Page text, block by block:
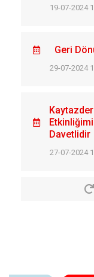
19-07-2024
Geri
29-07-2024
Davetlidir
27-07-2024